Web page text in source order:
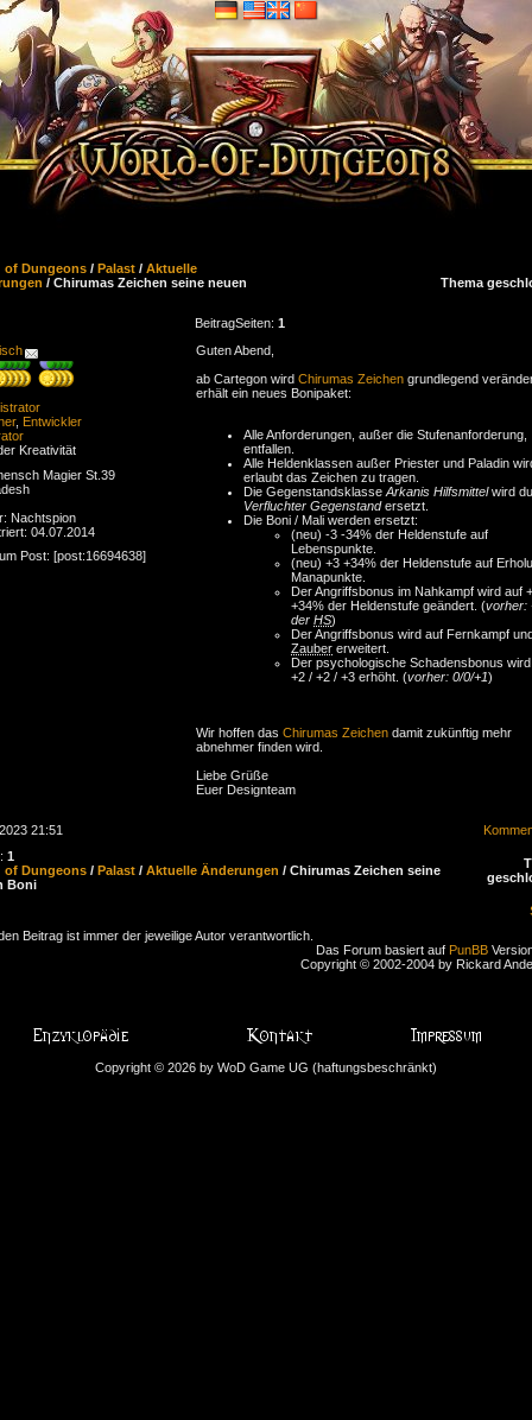
of Dungeons / Palast / Aktuelle
/ Chirumas Zeichen seine neuen Thema
BeitragSeiten: 1
, Entwickler
Kreativität
Magier St.39
Nachtspion
04.07.2014
Post: [post:16694638]
Guten Abend,
ab Cartegon wird Chirumas Zeichen grundlegend
erhält ein neues Bonipaket:
Alle Anforderungen, außer die Stufenanforderung,
entfallen.
Alle Heldenklassen außer Priester und Paladin
erlaubt das Zeichen zu tragen.
Die Gegenstandsklasse Arkanis Hilfsmittelwird
Verfluchter Gegenstandersetzt.
Die Boni / Mali werden ersetzt:
(neu) -3 -34% der Heldenstufe auf
Lebenspunkte.
(neu) +3 +34% der Heldenstufe auf
Manapunkte.
Der Angriffsbonus im Nahkampf wird auf
+34% der Heldenstufe geändert. (vorher:
der HS)
Der Angriffsbonus wird auf Fernkampf
Zauber erweitert.
Der psychologische Schadensbonus
+2 / +2 / +3 erhöht. (vorher: 0/0/+1)
Wir hoffen das Chirumas Zeichen damit zukünftig mehr
abnehmer finden wird.
Liebe Grüße
Euer Designteam
21:51
1
of Dungeons / Palast / Aktuelle Änderungen / Chirumas Zeichen seine
Boni
Beitrag ist immer der jeweilige Autor verantwortlich.
Das Forum basiert auf PunBB
Copyright © 2002-2004 by Rickard
Copyright © 2026 by WoD Game UG (haftungsbeschränkt)